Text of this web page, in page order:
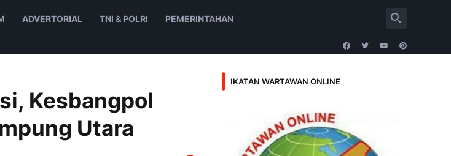
ADVERTORIAL TNI & POLRI PEMERINTAHAN
Kesbangpol
Utara
IKATAN WARTAWAN ONLINE